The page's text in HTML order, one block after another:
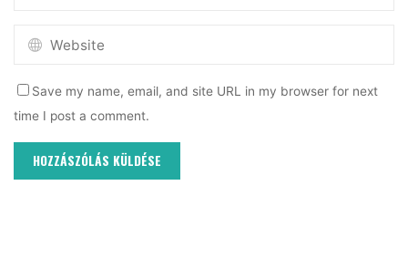
Save my name, email, and site URL in my browser for next
time I post a comment.